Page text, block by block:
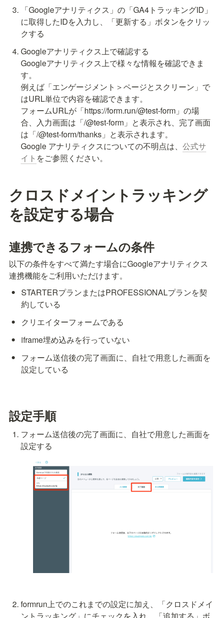
「Googleアナリティクス」の「GA4トラッキングID」
に取得したIDを入力し、「更新する」ボタンをクリッ
クする
Googleアナリティクス上で確認する
Googleアナリティクス上で様々な情報を確認できま
す。
例えば「エンゲージメント＞ページとスクリーン」で
はURL単位で内容を確認できます。
フォームURLが「https://form.run/@test-form」の場
合、入力画面は「/@test-form」と表示され、完了画面
は「/@test-form/thanks」と表示されます。
Google アナリティクスについての不明点は、 公式サ
イト をご参照ください。
クロスドメイントラッキング
を設定する場合
連携できるフォームの条件
以下の条件をすべて満たす場合にGoogleアナリティクス
連携機能をご利用いただけます。
STARTERプランまたはPROFESSIONALプランを契
約している
クリエイターフォームである
iframe埋め込みを行っていない
フォーム送信後の完了画面に、自社で用意した画面を
設定している
設定手順
フォーム送信後の完了画面に、自社で用意した画面を
設定する
formrun上でのこれまでの設定に加え、「クロスドメイ